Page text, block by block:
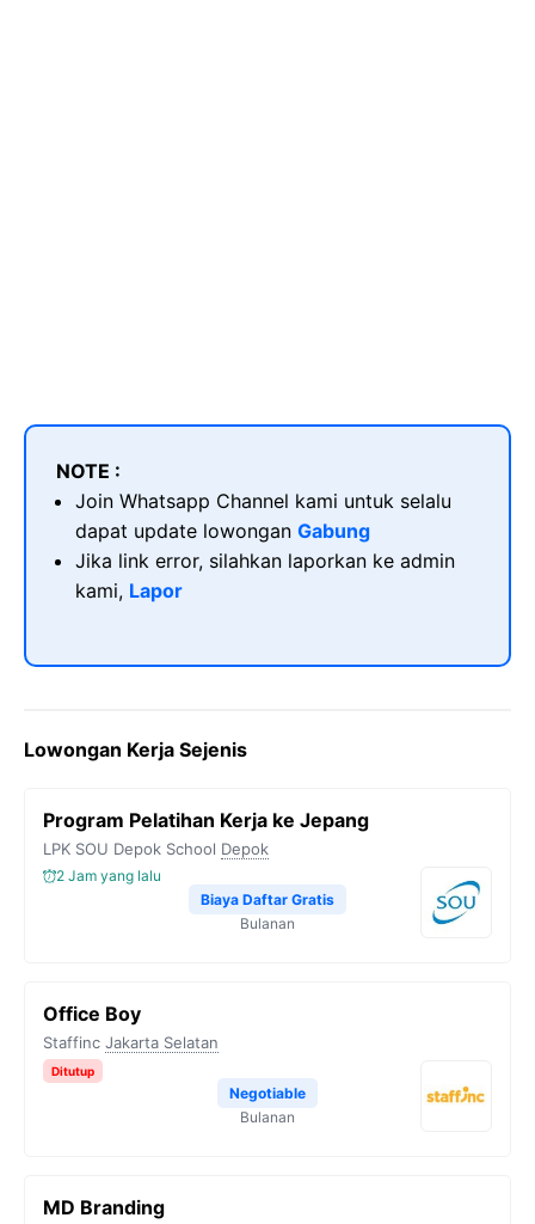
NOTE :
Join Whatsapp Channel kami untuk selalu
dapat update lowongan Gabung
Jika link error, silahkan laporkan ke admin
kami, Lapor
Lowongan Kerja Sejenis
Program Pelatihan Kerja ke Jepang
LPK SOU Depok School Depok
2 Jam yang lalu
Biaya Daftar Gratis
Bulanan
Office Boy
Staffinc Jakarta Selatan
Ditutup
Negotiable
Bulanan
MD Branding